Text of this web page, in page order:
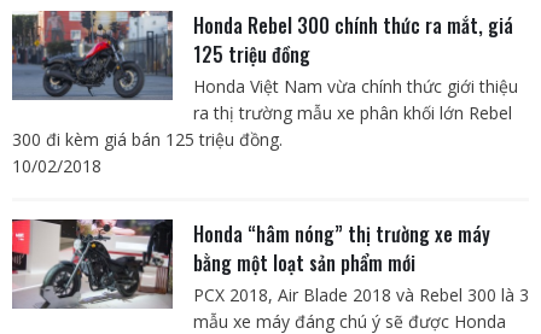
Honda Rebel 300 chính thức ra mắt, giá
125 triệu đồng
Honda Việt Nam vừa chính thức giới thiệu
ra thị trường mẫu xe phân khối lớn Rebel
300 đi kèm giá bán 125 triệu đồng.
10/02/2018
Honda “hâm nóng” thị trường xe máy
bằng một loạt sản phẩm mới
PCX 2018, Air Blade 2018 và Rebel 300 là 3
mẫu xe máy đáng chú ý sẽ được Honda